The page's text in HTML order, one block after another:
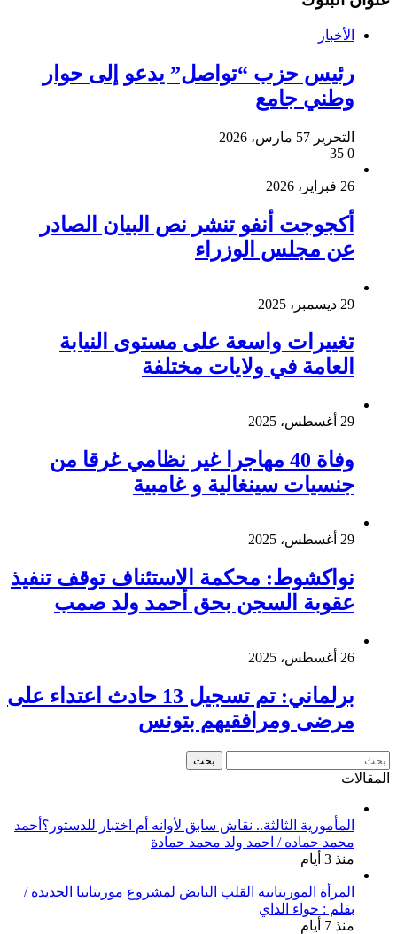
الأخبار
رئيس حزب “تواصل” يدعو إلى حوار
وطني جامع
التحرير 5 7 مارس، 2026
0
26 فبراير، 2026
أكجوجت أنفو تنشر نص البيان الصادر
عن مجلس الوزراء
29 ديسمبر، 2025
تغييرات واسعة على مستوى النيابة
العامة في ولايات مختلفة
29 أغسطس، 2025
وفاة 40 مهاجرا غير نظامي غرقا من
جنسيات سينغالية و غامبية
29 أغسطس، 2025
نواكشوط: محكمة الاستئناف توقف تنفيذ
عقوبة السجن بحق أحمد ولد صمب
26 أغسطس، 2025
برلماني: تم تسجيل 13 حادث اعتداء على
مرضى ومرافقيهم بتونس
البحث
عن:
المقالات
المأمورية الثالثة.. نقاش سابق لأوانه أم اختبار للدستور؟أحمد
محمد حماده / احمد ولد محمد حمادة
منذ 3 أيام
المرأة الموريتانية القلب النابض لمشروع موريتانيا الجديدة /
بقلم : حواء الداي
منذ 7 أيام